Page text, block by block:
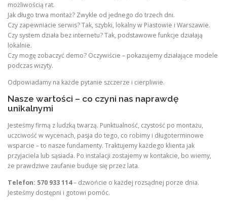
możliwością rat.
Jak długo trwa montaż? Zwykle od jednego do trzech dni.
Czy zapewniacie serwis? Tak, szybki, lokalny w Piastowie i Warszawie.
Czy system działa bez internetu? Tak, podstawowe funkcje działają
lokalnie.
Czy mogę zobaczyć demo? Oczywiście – pokazujemy działające modele
podczas wizyty.
Odpowiadamy na każde pytanie szczerze i cierpliwie.
Nasze wartości – co czyni nas naprawdę
unikalnymi
Jesteśmy firmą z ludzką twarzą. Punktualność, czystość po montażu,
uczciwość w wycenach, pasja do tego, co robimy i długoterminowe
wsparcie – to nasze fundamenty. Traktujemy każdego klienta jak
przyjaciela lub sąsiada. Po instalacji zostajemy w kontakcie, bo wiemy,
że prawdziwe zaufanie buduje się przez lata.
Telefon: 570 933 114– dzwońcie o każdej rozsądnej porze dnia.
Jesteśmy dostępni i gotowi pomóc.